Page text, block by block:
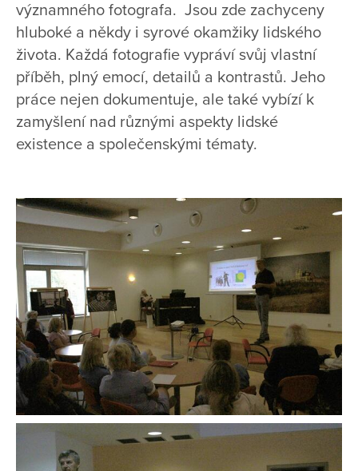
významného fotografa. Jsou zde zachyceny
hluboké a někdy i syrové okamžiky lidského
života. Každá fotografie vypráví svůj vlastní
příběh, plný emocí, detailů a kontrastů. Jeho
práce nejen dokumentuje, ale také vybízí k
zamyšlení nad různými aspekty lidské
existence a společenskými tématy.